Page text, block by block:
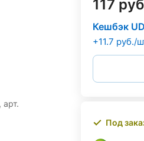
117
Кешбэк
+11.7 руб./
Под